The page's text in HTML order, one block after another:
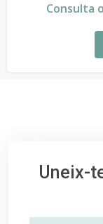
Consulta
Uneix-